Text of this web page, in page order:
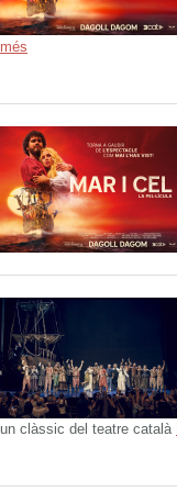
més
un clàssic del teatre català